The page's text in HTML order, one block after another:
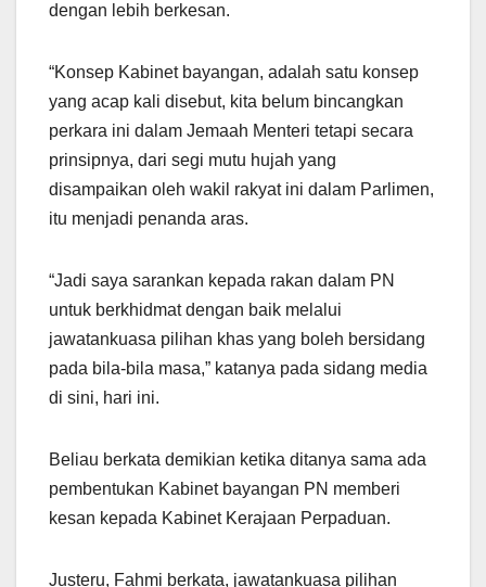
dengan lebih berkesan.
“Konsep Kabinet bayangan, adalah satu konsep
yang acap kali disebut, kita belum bincangkan
perkara ini dalam Jemaah Menteri tetapi secara
prinsipnya, dari segi mutu hujah yang
disampaikan oleh wakil rakyat ini dalam Parlimen,
itu menjadi penanda aras.
“Jadi saya sarankan kepada rakan dalam PN
untuk berkhidmat dengan baik melalui
jawatankuasa pilihan khas yang boleh bersidang
pada bila-bila masa,” katanya pada sidang media
di sini, hari ini.
Beliau berkata demikian ketika ditanya sama ada
pembentukan Kabinet bayangan PN memberi
kesan kepada Kabinet Kerajaan Perpaduan.
Justeru, Fahmi berkata, jawatankuasa pilihan